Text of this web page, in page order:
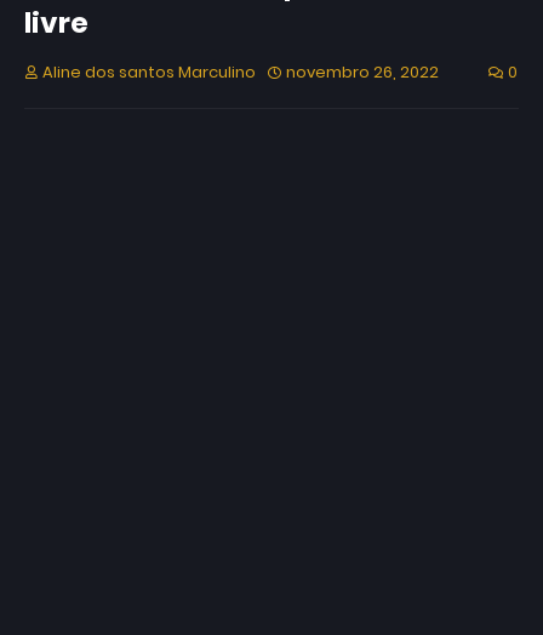
livre
Aline dos santos Marculino novembro 26, 2022 0